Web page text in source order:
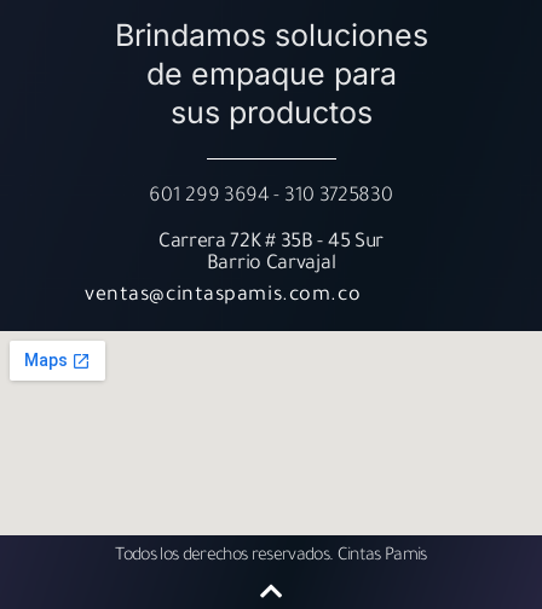
Brindamos soluciones
de empaque para
sus productos
601 299 3694 - 310 3725830
Carrera 72K # 35B - 45 Sur
Barrio Carvajal
ventas@cintaspamis.com.co
Todos los derechos reservados. Cintas Pamis